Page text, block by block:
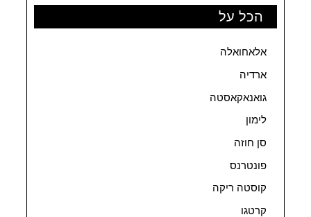
הכל על
אלאחואלה
ארדיה
גואנאקאסטה
לימון
סן חוזה
פונטרנס
קוסטה ריקה
קרטגו